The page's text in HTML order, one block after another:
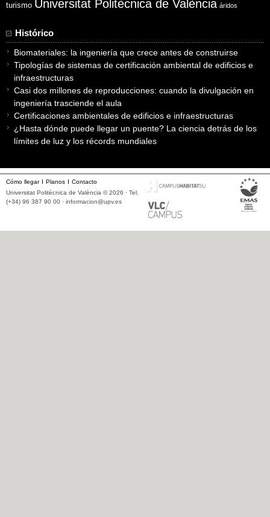
turismo Universitat Politècnica de València áridos
Histórico
Biomateriales: la ingeniería que crece antes de construirse
Tipologías de sistemas de certificación ambiental de edificios e
infraestructuras
Casi dos millones de reproducciones: cuando la divulgación en
ingeniería trasciende el aula
Certificaciones ambientales de edificios e infraestructuras
¿Hasta dónde puede llegar un puente? La ciencia detrás de los
límites de luz y los récords mundiales
Cómo llegar Planos
Contacto
Universitat Politècnica de València © 2026 · Tel.
(+34) 96 387 90 00 · informacion@upv.es